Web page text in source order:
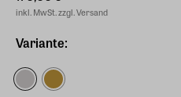
inkl. MwSt. zzgl. Versand
Variante: